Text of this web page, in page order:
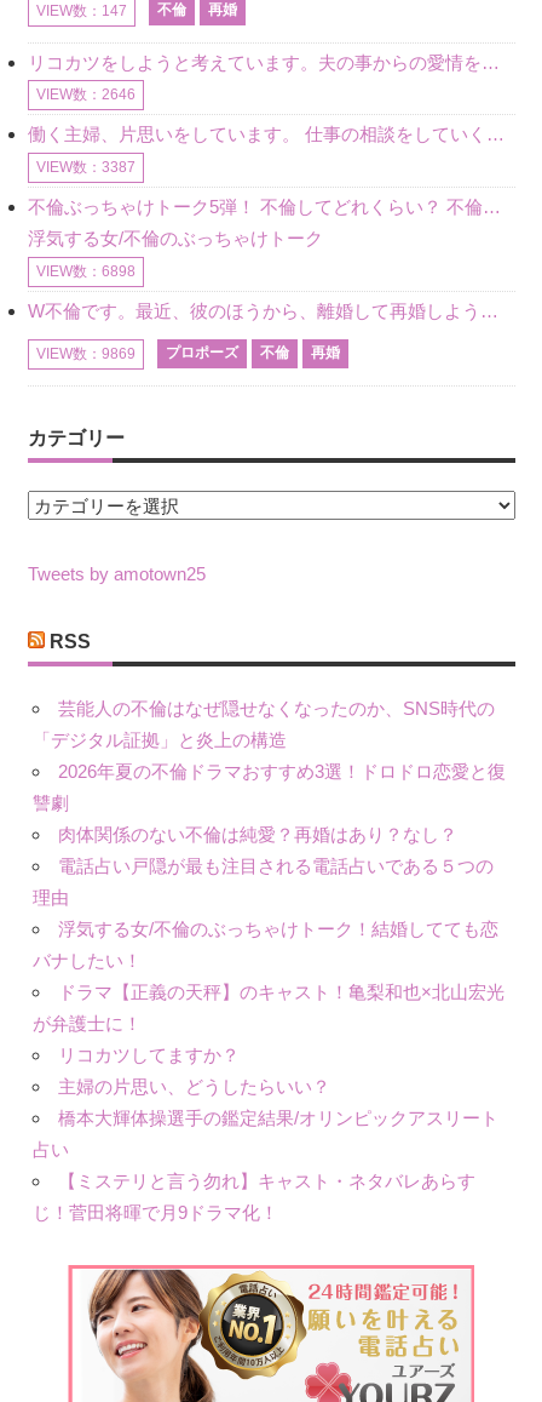
VIEW数：147 不倫 再婚
リコカツをしようと考えています。夫の事からの愛情を全く感じません。子供がいるので、子供が成長するまではと我慢しています。 まず、お金が必要だと考え、仕事の量も増やしました。ところが、夫は働かず、結局は
VIEW数：2646
働く主婦、片思いをしています。 仕事の相談をしていくうちに、彼のことを好きになりました。私には夫も子供もいます。不倫をしているわけでもなく、もちろん、この気持ちは誰にも話していません。 ラインをする関
VIEW数：3387
不倫ぶっちゃけトーク5弾！ 不倫してどれくらい？ 不倫のあれこれを、なんでもどうぞ♪♪
浮気する女/不倫のぶっちゃけトーク
VIEW数：6898
W不倫です。最近、彼のほうから、離婚して再婚しよう、と言ってきました。ハッキリいうと、そこまでは考えていませんでした。彼を好きな気持ちはあるし、彼なしの生活は考えられません。だけど、離婚して再婚すると
VIEW数：9869 プロポーズ 不倫 再婚
カテゴリー
カ
ゴ
ー
Tweets by amotown25
RSS
芸能人の不倫はなぜ隠せなくなったのか、SNS時代の
「デジタル証拠」と炎上の構造
2026年夏の不倫ドラマおすすめ3選！ドロドロ恋愛と復
讐劇
肉体関係のない不倫は純愛？再婚はあり？なし？
電話占い戸隠が最も注目される電話占いである５つの
理由
浮気する女/不倫のぶっちゃけトーク！結婚してても恋
バナしたい！
ドラマ【正義の天秤】のキャスト！亀梨和也×北山宏光
が弁護士に！
リコカツしてますか？
主婦の片思い、どうしたらいい？
橋本大輝体操選手の鑑定結果/オリンピックアスリート
占い
【ミステリと言う勿れ】キャスト・ネタバレあらす
じ！菅田将暉で月9ドラマ化！